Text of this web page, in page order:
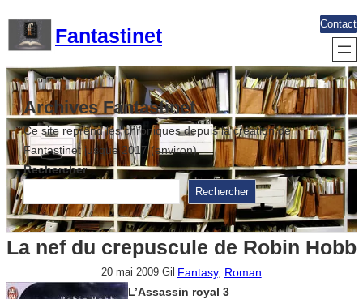
contenu
Fantastinet
Contact
Archives Fantastinet
Ce site reprend les chroniques depuis la création de
Fantastinet jusque 2017 (environ)
Rechercher
Rechercher
La nef du crepuscule de Robin Hobb
20 mai 2009 Gil Fantasy, Roman
L’Assassin royal 3